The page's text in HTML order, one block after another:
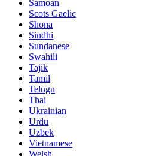
Samoan
Scots Gaelic
Shona
Sindhi
Sundanese
Swahili
Tajik
Tamil
Telugu
Thai
Ukrainian
Urdu
Uzbek
Vietnamese